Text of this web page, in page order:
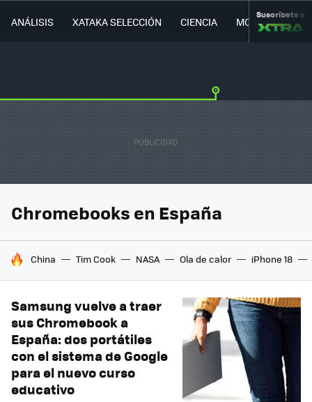
ANÁLISIS XATAKA SELECCIÓN CIENCIA MOVILIDAD
Suscríbete a
Chromebooks en España
HOY SE HABLA DE
China Tim Cook NASA Ola de calor iPhone 18
Samsung vuelve a traer
sus Chromebook a
España: dos portátiles
con el sistema de Google
para el nuevo curso
educativo